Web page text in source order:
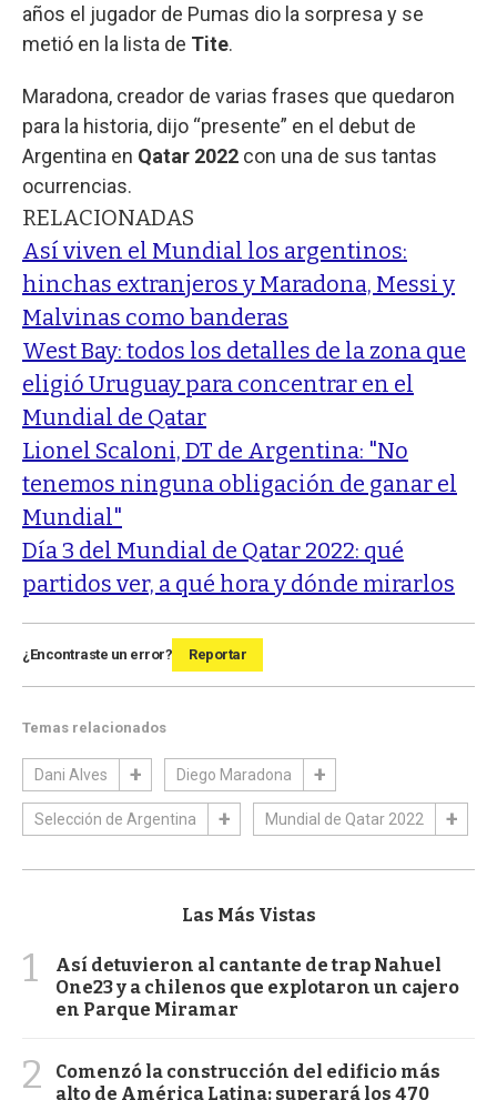
años el jugador de Pumas dio la sorpresa y se
metió en la lista de Tite.
Maradona, creador de varias frases que quedaron
para la historia, dijo “presente” en el debut de
Argentina en Qatar 2022 con una de sus tantas
ocurrencias.
RELACIONADAS
Así viven el Mundial los argentinos:
hinchas extranjeros y Maradona, Messi y
Malvinas como banderas
West Bay: todos los detalles de la zona que
eligió Uruguay para concentrar en el
Mundial de Qatar
Lionel Scaloni, DT de Argentina: "No
tenemos ninguna obligación de ganar el
Mundial"
Día 3 del Mundial de Qatar 2022: qué
partidos ver, a qué hora y dónde mirarlos
¿Encontraste un error? Reportar
Temas relacionados
Dani Alves Diego Maradona
Selección de Argentina Mundial de Qatar 2022
Las Más Vistas
1
Así detuvieron al cantante de trap Nahuel
One23 y a chilenos que explotaron un cajero
en Parque Miramar
2
Comenzó la construcción del edificio más
alto de América Latina: superará los 470